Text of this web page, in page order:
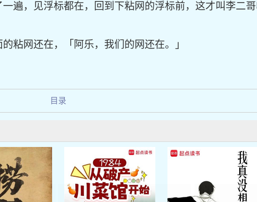
遍，见浮标都在，回到下粘网的浮标前，这才叫李二哥
粘网还在，「阿乐，我们的网还在。」
目录